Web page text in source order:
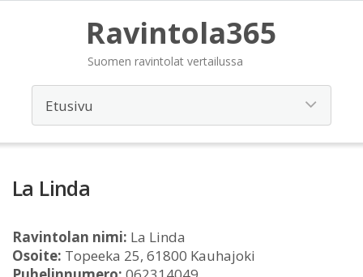
Ravintola365
Suomen ravintolat vertailussa
La Linda
Ravintolan nimi: La Linda
Osoite: Topeeka 25, 61800 Kauhajoki